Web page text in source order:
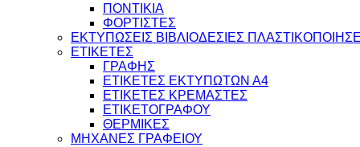
ΠΟΝΤΙΚΙΑ
ΦΟΡΤΙΣΤΕΣ
ΕΚΤΥΠΩΣΕΙΣ ΒΙΒΛΙΟΔΕΣΙΕΣ
ΕΤΙΚΕΤΕΣ
ΓΡΑΦΗΣ
ΕΤΙΚΕΤΕΣ ΕΚΤΥΠΩΤΩΝ Α4
ΕΤΙΚΕΤΕΣ ΚΡΕΜΑΣΤΕΣ
ΕΤΙΚΕΤΟΓΡΑΦΟΥ
ΘΕΡΜΙΚΕΣ
ΜΗΧΑΝΕΣ ΓΡΑΦΕΙΟΥ